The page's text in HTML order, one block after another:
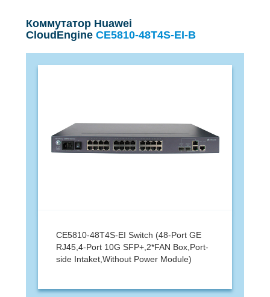
Коммутатор Huawei
CloudEngine CE5810-48T4S-EI-B
CE5810-48T4S-EI Switch (48-Port GE
RJ45,4-Port 10G SFP+,2*FAN Box,Port-
side Intaket,Without Power Module)